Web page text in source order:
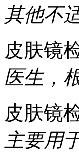
其他不适
皮肤镜
医生，
皮肤镜
主要用